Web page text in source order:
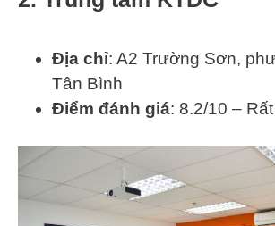
Địa chỉ: A2 Trường Sơn,
Tân Bình​
Điểm đánh giá: 8.2/10 –